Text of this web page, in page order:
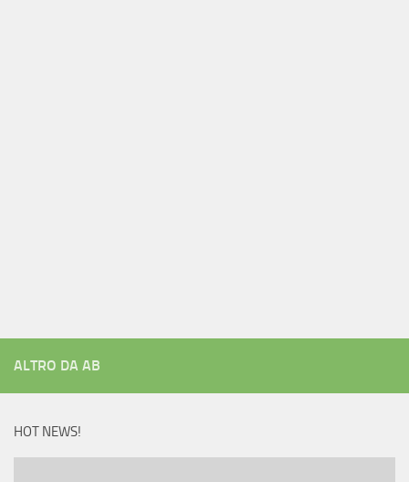
ALTRO DA AB
HOT NEWS!